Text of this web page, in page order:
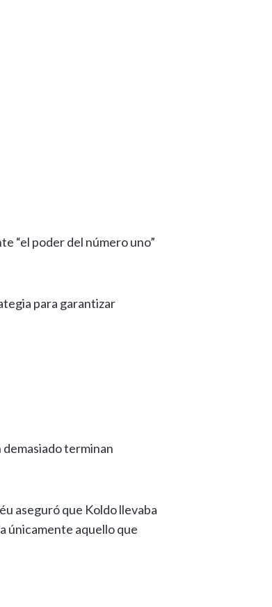
“el poder del número uno”
para garantizar
terminan
aseguró que Koldo llevaba
únicamente aquello que